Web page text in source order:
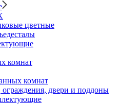
цветные
комнат
комнат
двери и поддоны